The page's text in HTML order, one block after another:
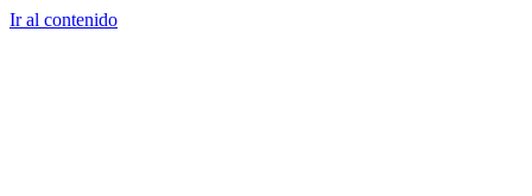
Ir al contenido